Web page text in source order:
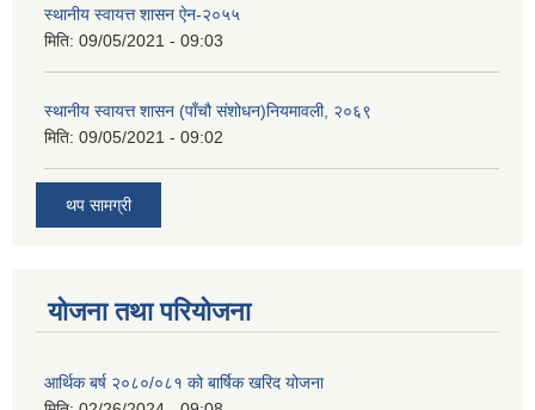
स्थानीय स्वायत्त शासन ए‍ेन-२०५५
मिति: 09/05/2021 - 09:03
स्थानीय स्वायत्त शासन (पाँचौ संशोधन)नियमावली, २०६९
मिति: 09/05/2021 - 09:02
थप सामग्री
योजना तथा परियोजना
आर्थिक बर्ष २०८०/०८१ को बार्षिक खरिद योजना